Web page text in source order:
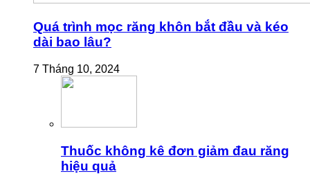
Quá trình mọc răng khôn bắt đầu và kéo
dài bao lâu?
7 Tháng 10, 2024
Thuốc không kê đơn giảm đau răng
hiệu quả